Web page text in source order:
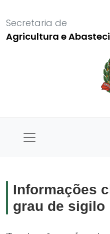
Secretaria de
Agricultura e
Informações
grau de sigilo